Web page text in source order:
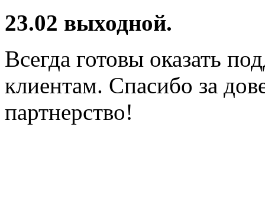
23.02 выходной.
Всегда готовы оказать
клиентам. Спасибо за
партнерство!